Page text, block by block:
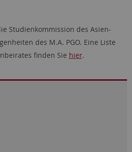
Studienkommission des Asien-
des M.A. PGO. Eine Liste
finden Sie hier.